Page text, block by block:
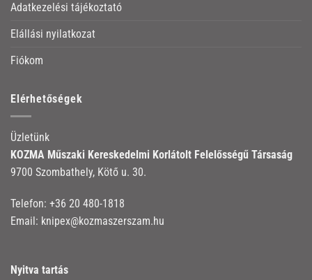
Adatkezelési tájékoztató
Elállási nyilatkozat
Fiókom
Elérhetőségek
Üzletünk
KOZMA Műszaki Kereskedelmi Korlátolt Felelősségű Társaság
9700 Szombathely, Kötő u. 30.
Telefon: +36 20 480-1818
Email: knipex@kozmaszerszam.hu
Nyitva tartás